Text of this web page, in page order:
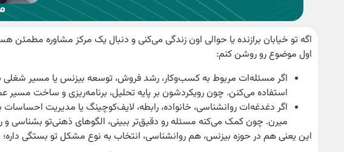
اگه تو خیابان برازنده یا حوالی اون زندگی می‌کنی و دنبال یک مرکز مشاوره
اول موضوع رو روشن کنم:
اگر مسئله‌ات مربوط به کسب‌وکار، رشد فروش، توسعه بیزنس یا مسیر شغلی
استفاده می‌کنن. چون رویکردشون بر پایه تحلیل، برنامه‌ریزی و ساخت
اگر دغدغه‌ات روانشناسی، خانواده، رابطه، لایف‌کوچینگ یا مدیریت احساسات
میرن. چون کمک می‌کنه مسئله رو دقیق‌تر ببینی، الگوهای ذهنی‌تو بشناسی و
این یعنی هم در حوزه بیزنس، هم روانشناسی، انتخاب به نوع مشکل تو بستگی داره؛